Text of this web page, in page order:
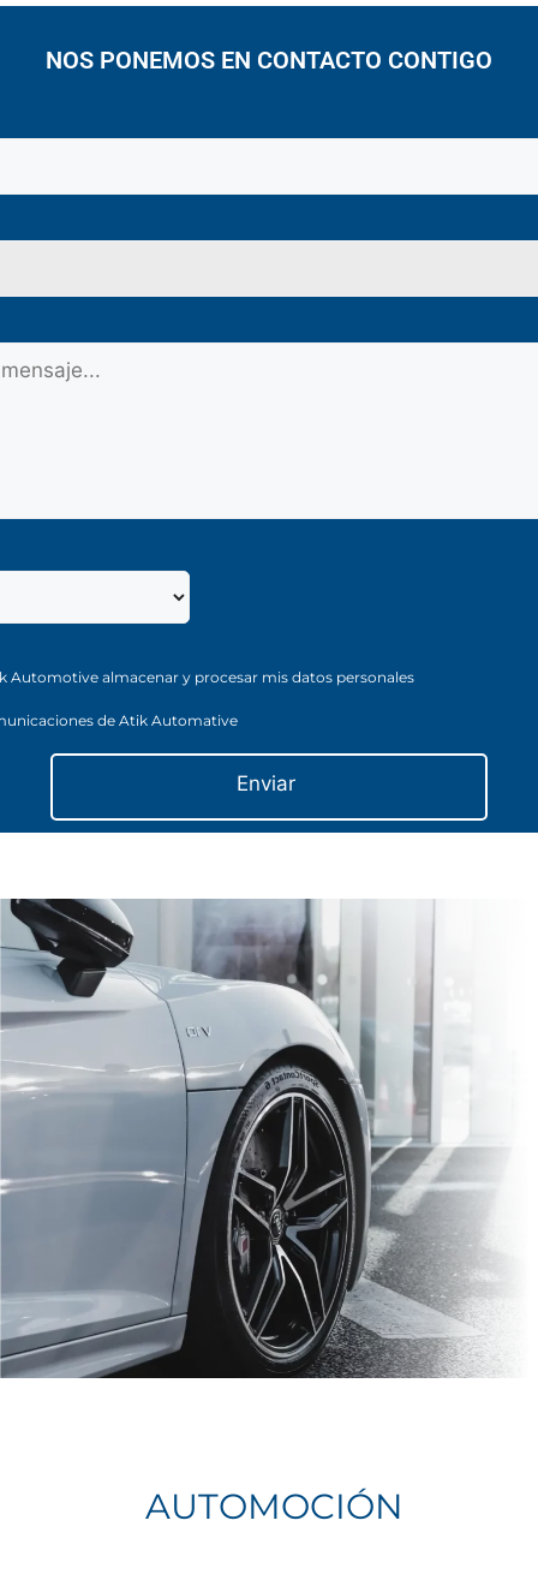
NOS PONEMOS EN CONTACTO CONTIGO
Automotive almacenar y procesar mis datos personales
de Atik Automative
AUTOMOCIÓN